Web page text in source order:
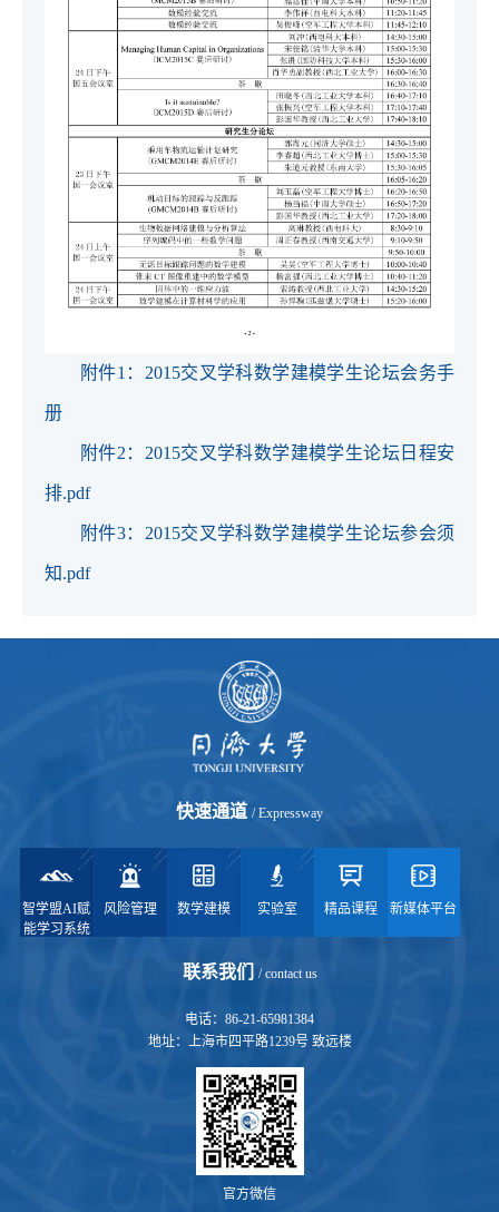
附件1：2015交叉学科数学建模学生论坛会务手
册
附件2：2015交叉学科数学建模学生论坛日程安
排.pdf
附件3：2015交叉学科数学建模学生论坛参会须
知.pdf
快速通道 / Expressway
智学盟AI赋
能学习系统
风险管理 数学建模 实验室 精品课程 新媒体平台
联系我们 / contact us
电话：86-21-65981384
地址：上海市四平路1239号 致远楼
官方微信